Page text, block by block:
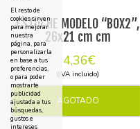
ESTUCHE MODELO “BOX2”,
26x21 cm cm
4,36€
(IVA incluido)
AGOTADO
El resto de
cookies sirven
para mejorar
nuestra
página, para
personalizarla
en base a tus
preferencias,
o para poder
mostrarte
publicidad
ajustada a tus
búsquedas,
gustos e
intereses